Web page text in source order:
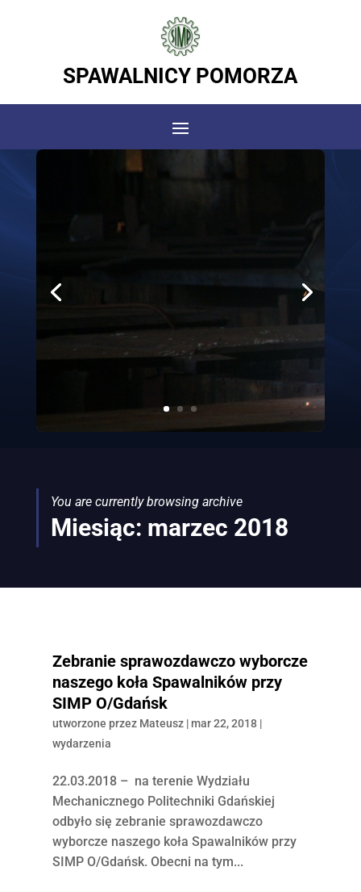
SPAWALNICY POMORZA
You are currently browsing archive
Miesiąc: marzec 2018
Zebranie sprawozdawczo wyborcze
naszego koła Spawalników przy
SIMP O/Gdańsk
utworzone przez Mateusz|mar 22, 2018|
wydarzenia
22.03.2018 – na terenie Wydziału
Mechanicznego Politechniki Gdańskiej
odbyło się zebranie sprawozdawczo
wyborcze naszego koła Spawalników przy
SIMP O/Gdańsk. Obecni na tym...